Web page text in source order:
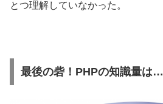
とつ理解していなかった。
最後の砦！PHPの知識量は…